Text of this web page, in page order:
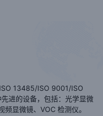
13485/ISO 9001/ISO
进的设备，包括：光学显微
显微镜、VOC 检测仪。